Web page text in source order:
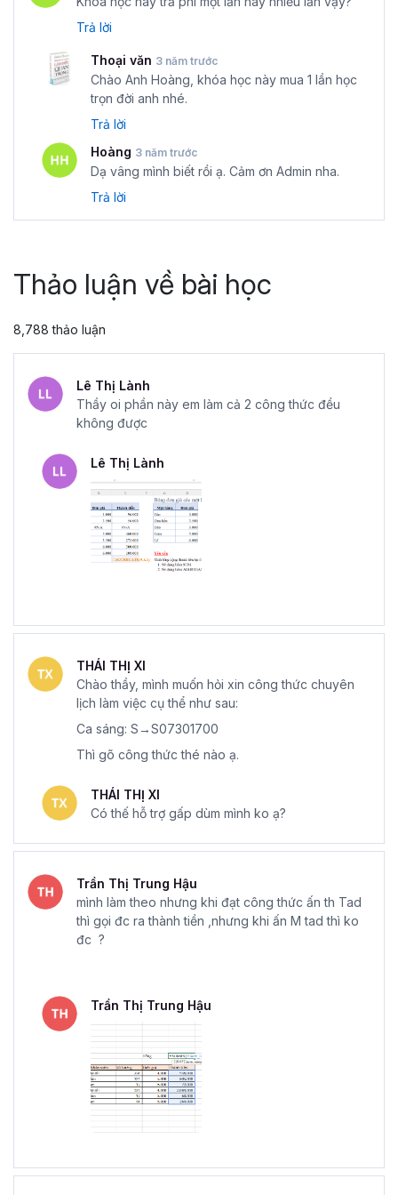
Trả lời
Thoại văn 3 năm trước
Chào Anh Hoàng, khóa học này mua 1 lần học
trọn đời anh nhé.
Trả lời
Hoàng 3 năm trước
Dạ vâng mình biết rồi ạ. Cảm ơn Admin nha.
Trả lời
Thảo luận về bài học
8,788 thảo luận
Lê Thị Lành
Thầy oi phần này em làm cả 2 công thức đều
không được
Lê Thị Lành
THÁI THỊ XI
Chào thầy, mình muốn hỏi xin công thức chuyên
lịch làm việc cụ thể như sau:
Ca sáng: S→S07301700
Thì gõ công thức thé nào ạ.
THÁI THỊ XI
Có thế hỗ trợ gấp dùm mình ko ạ?
Trần Thị Trung Hậu
mình làm theo nhưng khi đạt công thức ấn th Tad
thì gọi đc ra thành tiền ,nhưng khi ấn M tad thì ko
đc ?
Trần Thị Trung Hậu